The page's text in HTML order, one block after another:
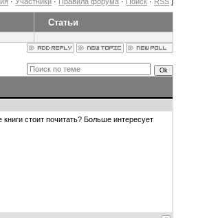
Статьи
стоит почитать? Больше интересует